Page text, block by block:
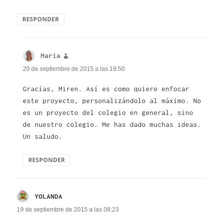
RESPONDER
María
20 de septiembre de 2015 a las 19:50
Gracías, Miren. Así es como quiero enfocar
este proyecto, personalizándolo al máximo. No
es un proyecto del colegio en general, sino
de nuestro colegio. Me has dado muchas ideas.
Un saludo.
RESPONDER
YOLANDA
19 de septiembre de 2015 a las 08:23